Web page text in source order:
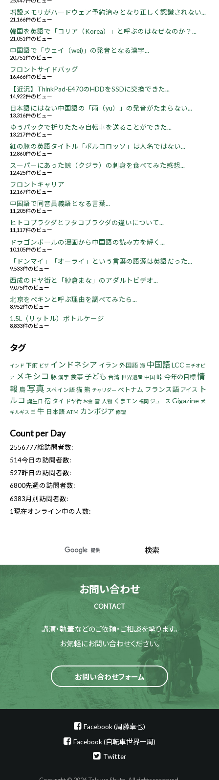
増設メモリがハードウェア予約済みとなり正しく認識されない...
21,166件のビュー
韓国を英語で「コリア（Korea）」と呼ぶのはなぜなのか？...
21,051件のビュー
中国語で「ウェイ（wei)」の発音となる漢字...
20,751件のビュー
フロントサイドバッグ
16,466件のビュー
【近況】ThinkPad-E470のHDDをSSDに交換できた...
14,922件のビュー
日本語にはない中国語の「雨（yu）」の発音がたまらない...
13,316件のビュー
ゆうパックで折りたたみ自転車を送ることができた...
13,217件のビュー
紅の豚の英語タイトル「ポルコロッソ」は人名ではない...
12,860件のビュー
スーパーにあった鯨（クジラ）の刺身を食べてみた感想...
12,425件のビュー
フロントキャリア
12,167件のビュー
中国語で同音異義語となる言葉...
11,205件のビュー
ヒトコブラクダとフタコブラクダの違いについて...
11,117件のビュー
ドラゴンボールの漫画から中国語の読み方を解く...
10,105件のビュー
「ドンマイ」「オーライ」という言葉の語源は英語だった...
9,533件のビュー
西成のドヤ街と「紗倉まな」のアダルトビデオ...
9,075件のビュー
北京をペキンと呼ぶ理由を調べてみたら...
8,952件のビュー
1.5L（リットル）ボトルケージ
8,833件のビュー
タグ
インド 下痢 ビザ インドネシア イラン 外国語 海 中国語LCC エチオピ
ア メキシコ 豚 漢字 食事子ども 台湾 世界遺産 中国 峠今年の目標情
報 鳥 写真 スペイン語 猫熊 チャリダー ベトナム フランス語 アイス ト
ルコ 誕生日 宿 タイ ドヤ街 お金 雪 人物 くまモン 福岡 ジュース Gigazine 犬
キルギス 羊 牛 日本語 ATM カンボジア 修理
Count per Day
2556777総訪問者数:
514今日の訪問者数:
527昨日の訪問者数:
6800先週の訪問者数:
6383月別訪問者数:
1 現在オンライン中の人数:
お問い合わせ
CONTACT
講演・執筆などのご依頼・ご相談を承ります。
お気軽にお問い合わせください。
お問い合わせフォーム
Facebook (周藤卓也)
Facebook (自転車世界一周)
Twitter